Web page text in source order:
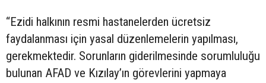
“Ezidi halkının resmi hastanelerden ücretsiz
faydalanması için yasal düzenlemelerin yapılması,
gerekmektedir. Sorunların giderilmesinde sorumluluğu
bulunan AFAD ve Kızılay’ın görevlerini yapmaya